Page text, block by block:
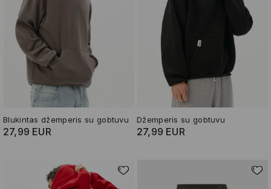
Blukintas džemperis su gobtuvu
27,99 EUR
Džemperis su gobtuvu
27,99 EUR